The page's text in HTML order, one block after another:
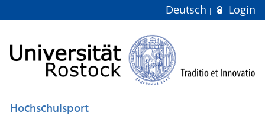
Deutsch Login
Hochschulsport